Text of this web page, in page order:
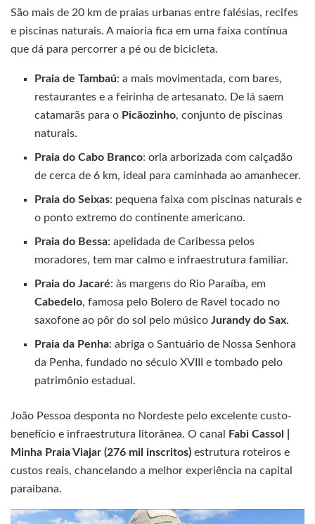
São mais de 20 km de praias urbanas entre falésias, recifes
e piscinas naturais. A maioria fica em uma faixa contínua
que dá para percorrer a pé ou de bicicleta.
Praia de Tambaú: a mais movimentada, com bares,
restaurantes e a feirinha de artesanato. De lá saem
catamarãs para o Picãozinho, conjunto de piscinas
naturais.
Praia do Cabo Branco: orla arborizada com calçadão
de cerca de 6 km, ideal para caminhada ao amanhecer.
Praia do Seixas: pequena faixa com piscinas naturais e
o ponto extremo do continente americano.
Praia do Bessa: apelidada de Caribessa pelos
moradores, tem mar calmo e infraestrutura familiar.
Praia do Jacaré: às margens do Rio Paraíba, em
Cabedelo, famosa pelo Bolero de Ravel tocado no
saxofone ao pôr do sol pelo músicoJurandy do Sax.
Praia da Penha: abriga o Santuário de Nossa Senhora
da Penha, fundado no século XVIII e tombado pelo
patrimônio estadual.
João Pessoa desponta no Nordeste pelo excelente custo-
benefício e infraestrutura litorânea. O canal
Fabi Cassol |
Minha Praia Viajar (276 mil inscritos) estrutura roteiros e
custos reais, chancelando a melhor experiência na capital
paraibana.